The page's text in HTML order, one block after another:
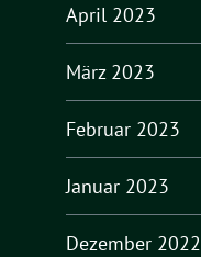
April 2023
März 2023
Februar 2023
Januar 2023
Dezember 2022